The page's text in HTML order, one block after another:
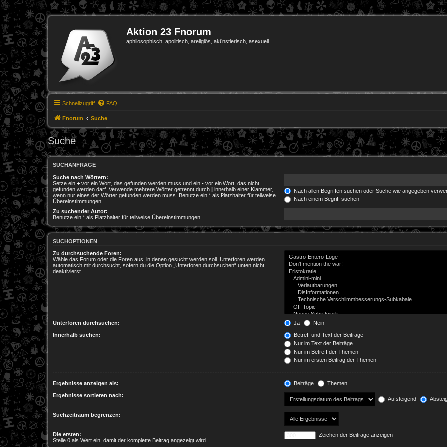
Aktion 23 Fnorum
aphilosophisch, apolitisch, areligiös, akünstlerisch, asexuell
Schnellzugriff FAQ
Fnorum Suche
Suche
SUCHANFRAGE
Suche nach Wörtern:
Setze ein + vor ein Wort, das gefunden werden muss und ein - vor ein Wort, das nicht
gefunden werden darf. Verwende mehrere Wörter getrennt durch | innerhalb einer Klammer,
wenn nur eines der Wörter gefunden werden muss. Benutze ein * als Platzhalter für teilweise
Übereinstimmungen.
Nach allen Begriffen suchen oder Suche wie angegeben
Nach einem Begriff suchen
Zu suchender Autor:
Benutze ein * als Platzhalter für teilweise Übereinstimmungen.
SUCHOPTIONEN
Zu durchsuchende Foren:
Wähle das Forum oder die Foren aus, in denen gesucht werden soll. Unterforen werden
automatisch mit durchsucht, sofern du die Option „Unterforen durchsuchen“ unten nicht
deaktivierst.
Unterforen durchsuchen: Ja Nein
Innerhalb suchen:
Betreff und Text der Beiträge
Nur im Text der Beiträge
Nur im Betreff der Themen
Nur im ersten Beitrag der Themen
Ergebnisse anzeigen als: Beiträge Themen
Ergebnisse sortieren nach:
Aufsteigend
Suchzeitraum begrenzen:
Die ersten:
Stelle 0 als Wert ein, damit der komplette Beitrag angezeigt wird.
Zeichen der Beiträge anzeigen